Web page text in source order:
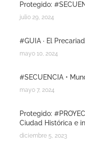
Protegido:
julio 29, 2024
#GUIA · El
mayo 10, 2024
#SECUENCIA •
mayo 7, 2024
Protegido:
Ciudad Histórica e
diciembre 5, 2023